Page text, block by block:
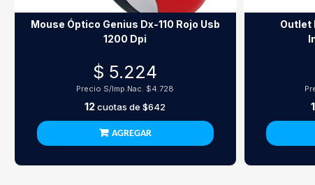
Mouse Óptico Genius Dx-110 Rojo Usb
1200 Dpi
$ 5.224
Precio S/Imp.Nac. $4.728
12cuotas de$642
AGREGAR
Outlet